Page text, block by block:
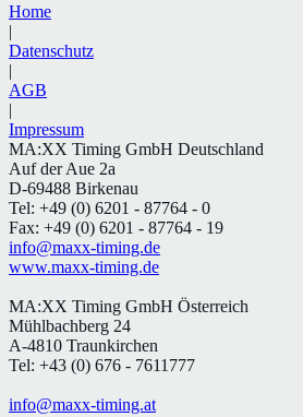
Home
|
Datenschutz
|
AGB
|
Impressum
MA:XX Timing GmbH Deutschland
Auf der Aue 2a
D-69488 Birkenau
Tel: +49 (0) 6201 - 87764 - 0
Fax: +49 (0) 6201 - 87764 - 19
info@maxx-timing.de
www.maxx-timing.de
MA:XX Timing GmbH Österreich
Mühlbachberg 24
A-4810 Traunkirchen
Tel: +43 (0) 676 - 7611777
info@maxx-timing.at